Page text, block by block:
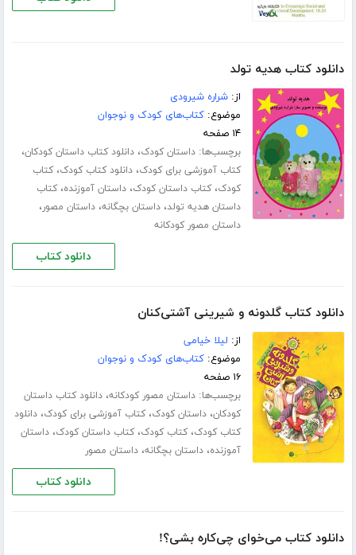
دانلود کتاب هدیه تولد
از:شراره شیرودی
موضوع:کتاب‌های کودک و نوجوان
۱۴ صفحه
برچسب‌ها:داستان کودک،دانلود کتاب داستان کودکان،
کتاب آموزشی برای کودک،دانلود کتاب کودک،کتاب
کودک،کتاب داستان کودک،داستان آموزنده،کتاب
داستان هدیه تولد،داستان بچگانه،داستان مصور،
داستان مصور کودکانه
دانلود کتاب
دانلود کتاب گلدونه و شیرینی آشتی‌کنان
از: لیلا خیامی
موضوع:کتاب‌های کودک و نوجوان
۱۶ صفحه
برچسب‌ها:داستان مصور کودکانه،دانلود کتاب داستان
کودکان،داستان کودک،کتاب آموزشی برای کودک،دانلود
کتاب کودک،کتاب کودک،کتاب داستان کودک،داستان
آموزنده،داستان بچگانه،داستان مصور
دانلود کتاب
دانلود کتاب می‌خوای چی‌کاره بشی؟!